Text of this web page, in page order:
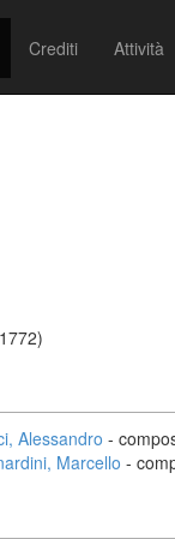
Crediti Attività
Alessandro -
Marcello -